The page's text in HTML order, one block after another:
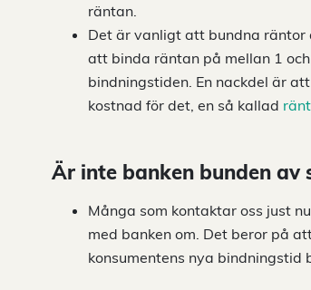
räntan.
Det är vanligt att bundna räntor
att binda räntan på mellan 1
bindningstiden. En nackdel är
kostnad för det, en så kallad
Är inte banken bunden av
Många som kontaktar oss just
med banken om. Det beror på
konsumentens nya bindningstid